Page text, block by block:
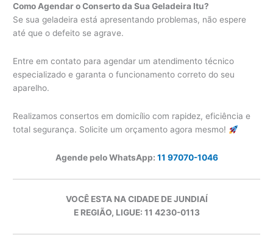
Como Agendar o Conserto da Sua Geladeira Itu?
Se sua geladeira está apresentando problemas, não espere
até que o defeito se agrave.
Entre em contato para agendar um atendimento técnico
especializado e garanta o funcionamento correto do seu
aparelho.
Realizamos consertos em domicílio com rapidez, eficiência e
total segurança. Solicite um orçamento agora mesmo!
Agende pelo WhatsApp: 11 97070-1046
VOCÊ ESTA NA CIDADE DE JUNDIAÍ
E REGIÃO, LIGUE: 11 4230-0113